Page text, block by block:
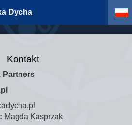
Dycha
Kontakt
Partners
Magda Kasprzak